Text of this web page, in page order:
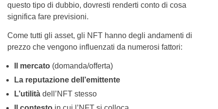
questo tipo di dubbio, dovresti renderti conto di cosa
significa fare previsioni.
Come tutti gli asset, gli NFT hanno degli andamenti di
prezzo che vengono influenzati da numerosi fattori:
Il mercato (domanda/offerta)
La reputazione dell’emittente
L’utilità dell’NFT stesso